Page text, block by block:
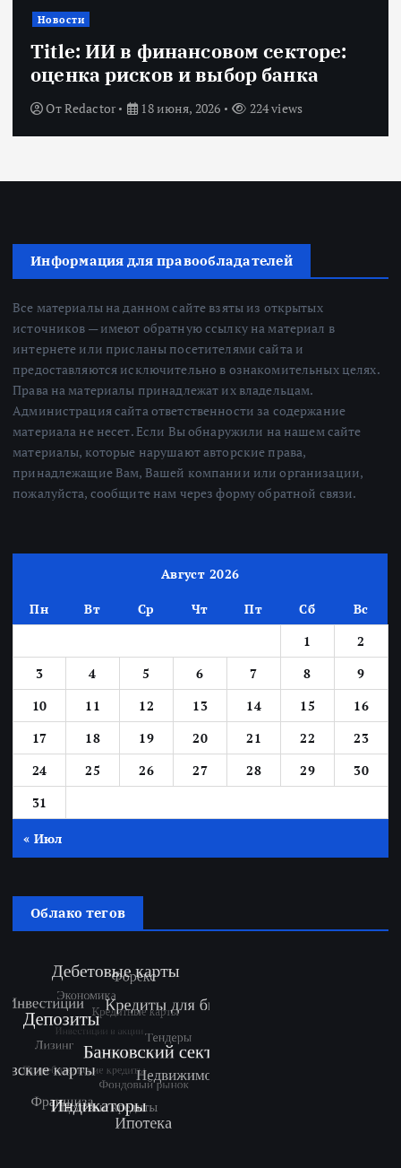
Новости
Title: ИИ в финансовом секторе:
оценка рисков и выбор банка
ОтRedactor 18 июня, 2026 224 views
Информация для правообладателей
Все материалы на данном сайте взяты из открытых
источников — имеют обратную ссылку на материал в
интернете или присланы посетителями сайта и
предоставляются исключительно в ознакомительных целях.
Права на материалы принадлежат их владельцам.
Администрация сайта ответственности за содержание
материала не несет. Если Вы обнаружили на нашем сайте
материалы, которые нарушают авторские права,
принадлежащие Вам, Вашей компании или организации,
пожалуйста, сообщите нам через форму обратной связи.
Август 2026
Пн Вт Ср Чт Пт Сб
Вс
1
2
3
4 5 6 7 8
9
10
11 12 13 14 15
16
17
18 19 20 21 22
23
24
25 26 27 28 29
30
31
« Июл
Облако тегов